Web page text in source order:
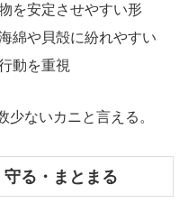
を安定させやすい形
綿や貝殻に紛れやすい
動を重視
少ないカニと言える。
る・まとまる